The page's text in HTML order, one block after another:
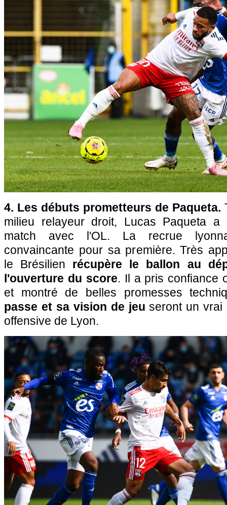
4. Les débuts prometteurs de Paqueta.
milieu relayeur droit, Lucas Paqueta a
match avec l'OL. La recrue
convaincante pour sa première. Très
le Brésilien récupère le ballon au
l'ouverture du score. Il a pris confiance
et montré de belles promesses
passe et sa vision de jeu seront un vrai
offensive de Lyon.